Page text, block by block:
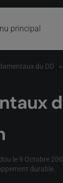
principal
du DD
le 9 Octobre
durable